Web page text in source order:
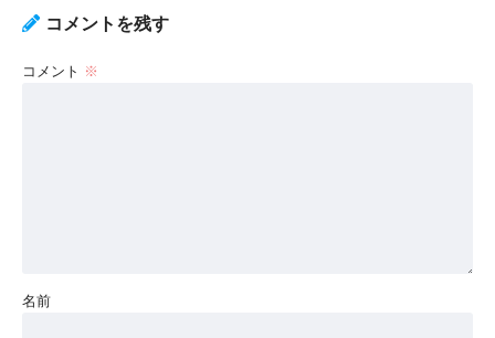
コメントを残す
コメント ※
名前